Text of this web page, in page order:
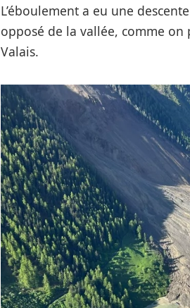
L’éboulement a eu une
opposé de la vallée, comme
Valais.